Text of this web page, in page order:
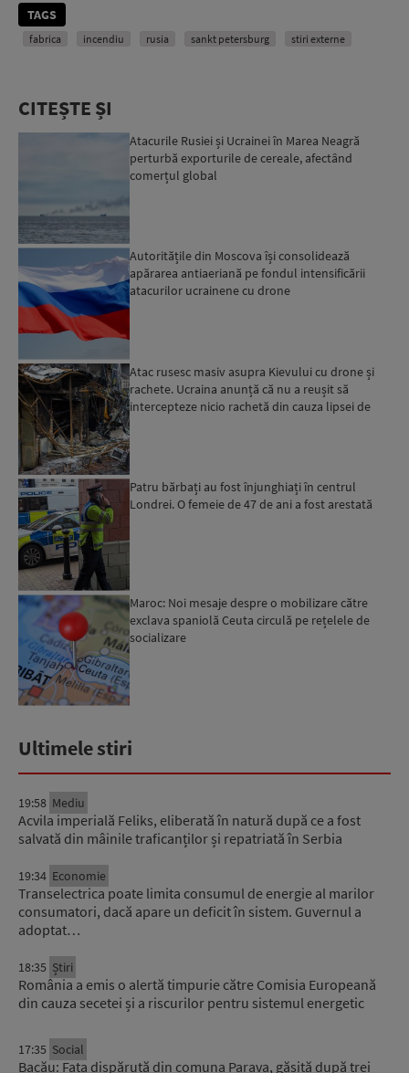
TAGS
fabrica incendiu rusia sankt petersburg stiri externe
CITEȘTE ȘI
Atacurile Rusiei și Ucrainei în Marea Neagră
perturbă exporturile de cereale, afectând
comerțul global
Autoritățile din Moscova își consolidează
apărarea antiaeriană pe fondul intensificării
atacurilor ucrainene cu drone
Atac rusesc masiv asupra Kievului cu drone și
rachete. Ucraina anunță că nu a reușit să
intercepteze nicio rachetă din cauza lipsei de
Patru bărbați au fost înjunghiați în centrul
Londrei. O femeie de 47 de ani a fost arestată
Maroc: Noi mesaje despre o mobilizare către
exclava spaniolă Ceuta circulă pe rețelele de
socializare
Ultimele stiri
19:58 Mediu
Acvila imperială Feliks, eliberată în natură după ce a fost
salvată din mâinile traficanților și repatriată în Serbia
19:34 Economie
Transelectrica poate limita consumul de energie al marilor
consumatori, dacă apare un deficit în sistem. Guvernul a
adoptat…
18:35 Știri
România a emis o alertă timpurie către Comisia Europeană
din cauza secetei și a riscurilor pentru sistemul energetic
17:35 Social
Bacău: Fata dispărută din comuna Parava, găsită după trei